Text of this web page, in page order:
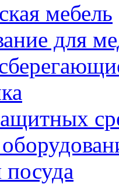
мебель
для